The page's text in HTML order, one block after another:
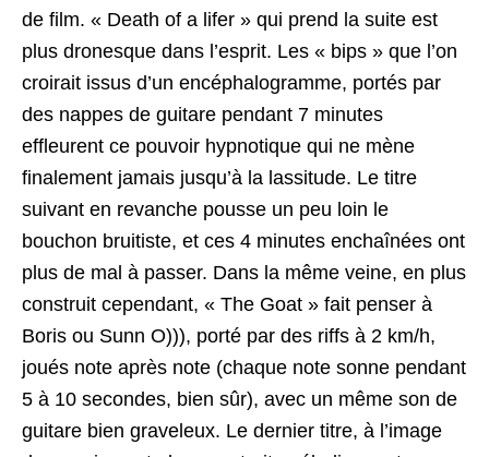
de film. « Death of a lifer » qui prend la suite est
plus dronesque dans l’esprit. Les « bips » que l’on
croirait issus d’un encéphalogramme, portés par
des nappes de guitare pendant 7 minutes
effleurent ce pouvoir hypnotique qui ne mène
finalement jamais jusqu’à la lassitude. Le titre
suivant en revanche pousse un peu loin le
bouchon bruitiste, et ces 4 minutes enchaînées ont
plus de mal à passer. Dans la même veine, en plus
construit cependant, « The Goat » fait penser à
Boris ou Sunn O))), porté par des riffs à 2 km/h,
joués note après note (chaque note sonne pendant
5 à 10 secondes, bien sûr), avec un même son de
guitare bien graveleux. Le dernier titre, à l’image